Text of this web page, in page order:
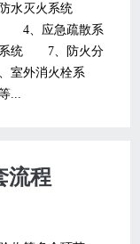
防水灭火系统
4、应急疏散系
统 7、防火分
室外消火栓系
...
流程